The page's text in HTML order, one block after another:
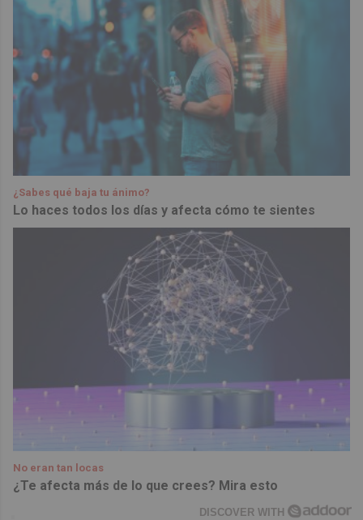
¿Sabes qué baja tu ánimo?
Lo haces todos los días y afecta cómo te sientes
No eran tan locas
¿Te afecta más de lo que crees? Mira esto
DISCOVER WITH